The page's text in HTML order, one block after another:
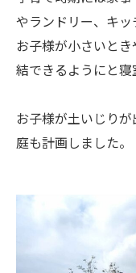
やランドリー、キッ
お子様が小さいと
結できるようにと寝
お子様が土いじり
庭も計画しました。